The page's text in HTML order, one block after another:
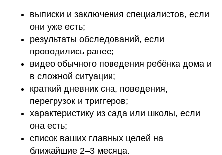
выписки и заключения специалистов, если
они уже есть;
результаты обследований, если
проводились ранее;
видео обычного поведения ребёнка дома и
в сложной ситуации;
краткий дневник сна, поведения,
перегрузок и триггеров;
характеристику из сада или школы, если
она есть;
список ваших главных целей на
ближайшие 2–3 месяца.